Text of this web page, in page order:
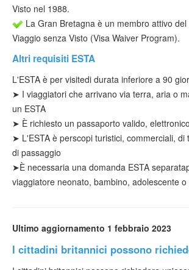
Visto nel 1988.
La Gran Bretagna è un membro attivo
Viaggio senza Visto (Visa Waiver Program).
Altri requisiti ESTA
L'ESTA è per visitedi durata inferiore a 90
➤ I viaggiatori che arrivano via terra, aria o
un ESTA
➤ È richiesto un passaporto valido,
➤ L'ESTA è perscopi turistici, commerciali, di
di passaggio
➤È necessaria una domanda ESTA separata
viaggiatore neonato, bambino, adolescente o
Ultimo aggiornamento 1 febbraio 2023
I cittadini britannici possono